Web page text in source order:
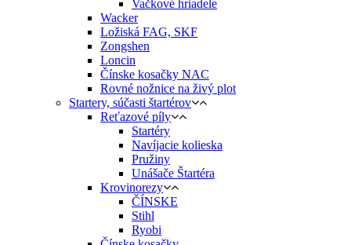
Vačkové hriadele
Wacker
Ložiská FAG, SKF
Zongshen
Loncin
Čínske kosačky NAC
Rovné nožnice na živý plot
Startery, súčasti štartérov
Reťazové píly
Startéry
Navíjacie kolieska
Pružiny
Unášače Štartéra
Krovinorezy
ČÍNSKE
Stihl
Ryobi